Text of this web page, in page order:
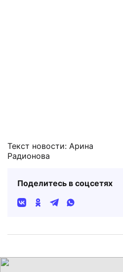
Текст новости: Арина
Радионова
Поделитесь в соцсетях